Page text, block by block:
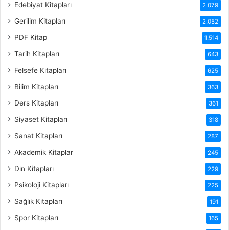
Edebiyat Kitapları 2.079
Gerilim Kitapları 2.052
PDF Kitap 1.514
Tarih Kitapları 643
Felsefe Kitapları 625
Bilim Kitapları 363
Ders Kitapları 361
Siyaset Kitapları 318
Sanat Kitapları 287
Akademik Kitaplar 245
Din Kitapları 229
Psikoloji Kitapları 225
Sağlık Kitapları 191
Spor Kitapları 165